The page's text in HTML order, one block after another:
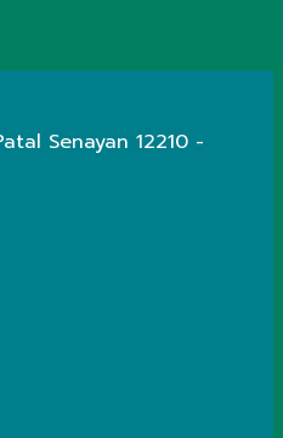
Senayan 12210 -